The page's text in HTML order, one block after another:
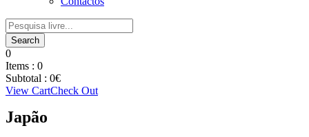
0
Items : 0
Subtotal : 0€
View CartCheck Out
Japão